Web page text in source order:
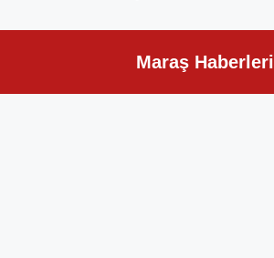
Maraş Haberleri